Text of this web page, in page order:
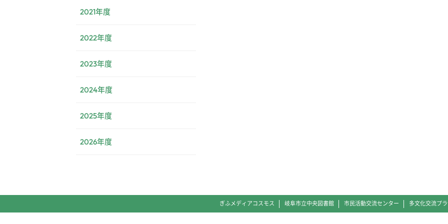
2021年度
2022年度
2023年度
2024年度
2025年度
2026年度
ぎふメディアコスモス 岐阜市立中央図書館 市民活動交流センター 多文化交流プ